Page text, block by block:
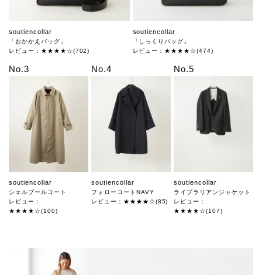
soutiencollar
「おかかえバッグ」
レビュー：★★★★☆(702)
soutiencollar
「しっくりバッグ」
レビュー：★★★★☆(474)
No.3
soutiencollar
シェルブールコート
レビュー：
★★★★☆(100)
No.4
soutiencollar
フォローコートNAVY
レビュー：★★★★☆(85)
No.5
soutiencollar
ライブラリアンジャケット
レビュー：
★★★★☆(107)